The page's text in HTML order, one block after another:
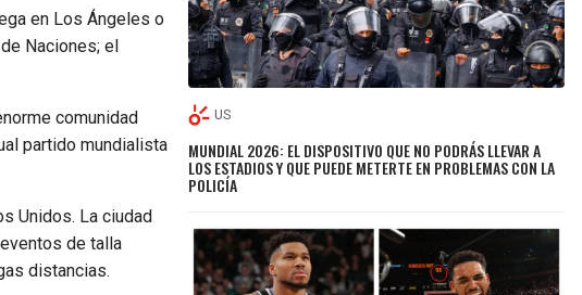
en Los Ángeles o
Naciones; el
comunidad
partido mundialista
Unidos. La ciudad
de talla
distancias.
US
MUNDIAL 2026: EL DISPOSITIVO QUE NO PODRÁS LLEVAR A
LOS ESTADIOS Y QUE PUEDE METERTE EN PROBLEMAS CON LA
POLICÍA